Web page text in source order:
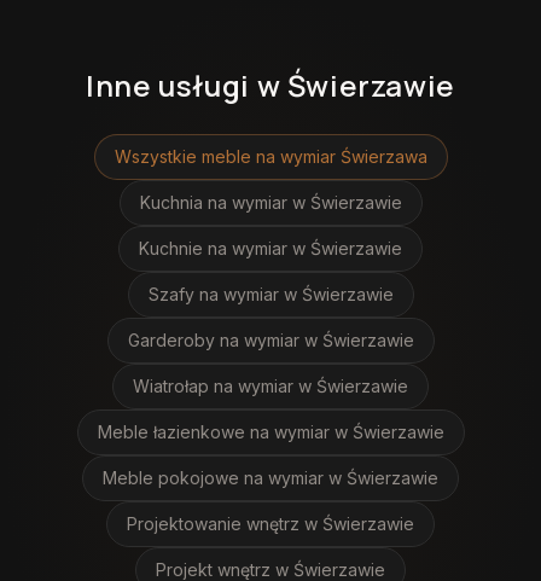
Inne usługi w Świerzawie
Wszystkie meble na wymiar Świerzawa
Kuchnia na wymiar w Świerzawie
Kuchnie na wymiar w Świerzawie
Szafy na wymiar w Świerzawie
Garderoby na wymiar w Świerzawie
Wiatrołap na wymiar w Świerzawie
Meble łazienkowe na wymiar w Świerzawie
Meble pokojowe na wymiar w Świerzawie
Projektowanie wnętrz w Świerzawie
Projekt wnętrz w Świerzawie